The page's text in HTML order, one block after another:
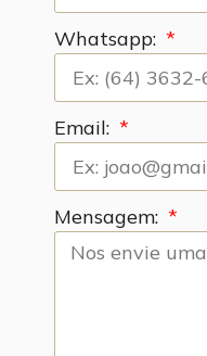
Whatsapp:
Email:
Mensagem: